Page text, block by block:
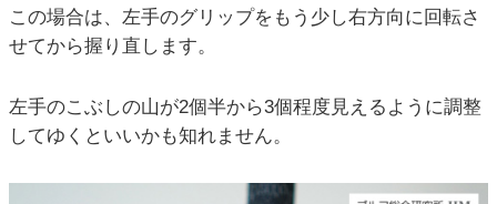
この場合は、左手のグリップをもう少し右方向に回転さ
せてから握り直します。
左手のこぶしの山が2個半から3個程度見えるように調整
してゆくといいかも知れません。